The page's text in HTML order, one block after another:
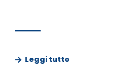
Leggi tutto